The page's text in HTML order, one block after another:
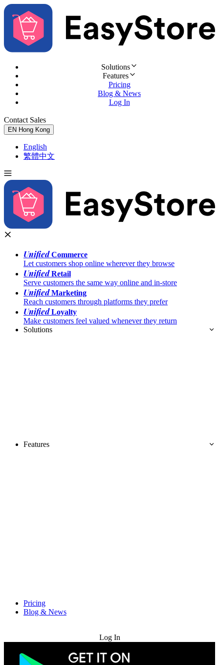
Solutions
Features
Pricing
Blog & News
Log In
Contact Sales
EN Hong Kong
English
繁體中文
UnifiedCommerce
Let customers shop online wherever they browse
UnifiedRetail
Serve customers the same way online and in-store
UnifiedMarketing
Reach customers through platforms they prefer
UnifiedLoyalty
Make customers feel valued whenever they return
Solutions
Features
Pricing
Blog & News
Log In